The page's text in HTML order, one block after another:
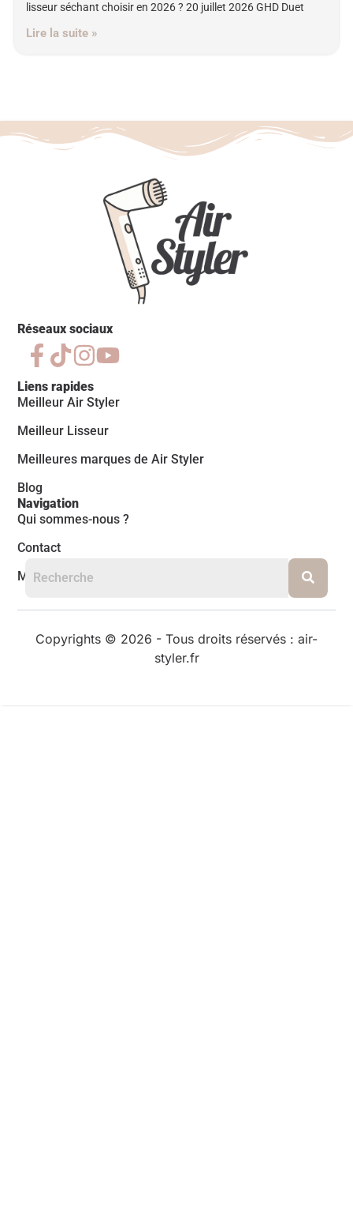
lisseur séchant choisir en 2026 ? 20 juillet 2026 GHD Duet
Lire la suite »
Réseaux sociaux
Liens rapides
Meilleur Air Styler
Meilleur Lisseur
Meilleures marques de Air Styler
Blog
Navigation
Qui sommes-nous ?
Contact
Mentions légales
Copyrights © 2026 - Tous droits réservés : air-
styler.fr